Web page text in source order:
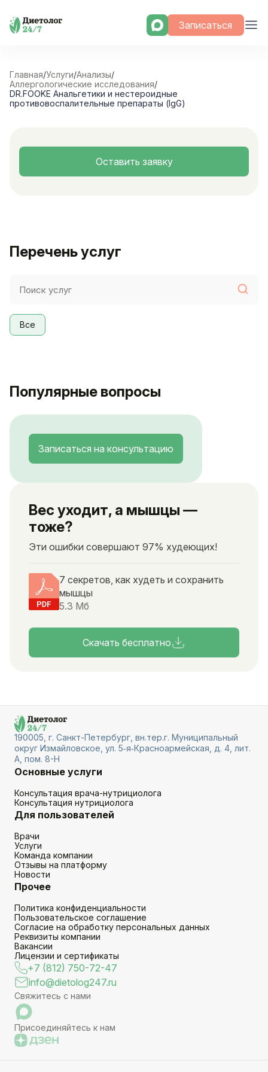
Skip
Записаться
Главная/Услуги/Анализы/
Аллергологические исследования/
DR.FOOKE Анальгетики и нестероидные
противовоспалительные препараты (IgG)
Оставить заявку
Перечень услуг
Все
Популярные вопросы
Записаться на консультацию
Вес уходит, а мышцы —
тоже?
Эти ошибки совершают 97% худеющих!
7 секретов, как худеть и сохранить
мышцы
5.3 Мб
Скачать бесплатно
190005, г. Санкт-Петербург, вн.тер.г. Муниципальный
округ Измайловское, ул. 5‑я‑Красноармейская, д. 4, лит.
А, пом. 8-Н
Основные услуги
Консультация врача-нутрициолога
Консультация нутрициолога
Для пользователей
Врачи
Услуги
Команда компании
Отзывы на платформу
Новости
Прочее
Политика конфиденциальности
Пользовательское соглашение
Согласие на обработку персональных данных
Реквизиты компании
Вакансии
Лицензии и сертификаты
+7 (812) 750-72-47
info@dietolog247.ru
Свяжитесь с нами
Присоединяйтесь к нам